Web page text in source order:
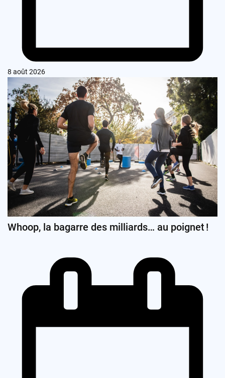
8 août 2026
Whoop, la bagarre des milliards… au poignet !